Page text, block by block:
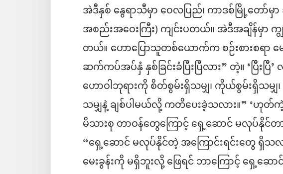
အဲဒီနှစ် နွေရာသီမှာ ဝေလပြည်၊ ကာဒစ်မြို့တော်မှ
အစည်းအဝေးကြီး) ကျင်းပတယ်။ အဲဒီအချိန်မှာ က
တယ်။ ဟောပြောသူတစ်ယောက်က စဉ်းစားစရာ
ဆက်ကပ်အပ်နှံ နှစ်ခြင်းခံပြီးပြီလား” တဲ့။ ‘ပြီ
ဟောဝါဘုရားကို စိတ်စွမ်းရှိသမျှ၊ ကိုယ်စွမ်းရှိသမျှ
သမျှနဲ့ ချစ်ပါမယ်လို့ ကတိပေးခဲ့သလား။” ‘ဟုတ်ကဲ့။
မိသားစု တာဝန်တွေကြောင့် ရှေ့ဆောင် မလုပ်နိုင်တာ
“ရှေ့ဆောင် မလုပ်နိုင်တဲ့ အကြောင်းရင်းတွေ ရှိသလ
မေးခွန်းကို မရှိဘူးလို့ ဖြေရင် ဘာကြောင့် ရှေ့ဆ